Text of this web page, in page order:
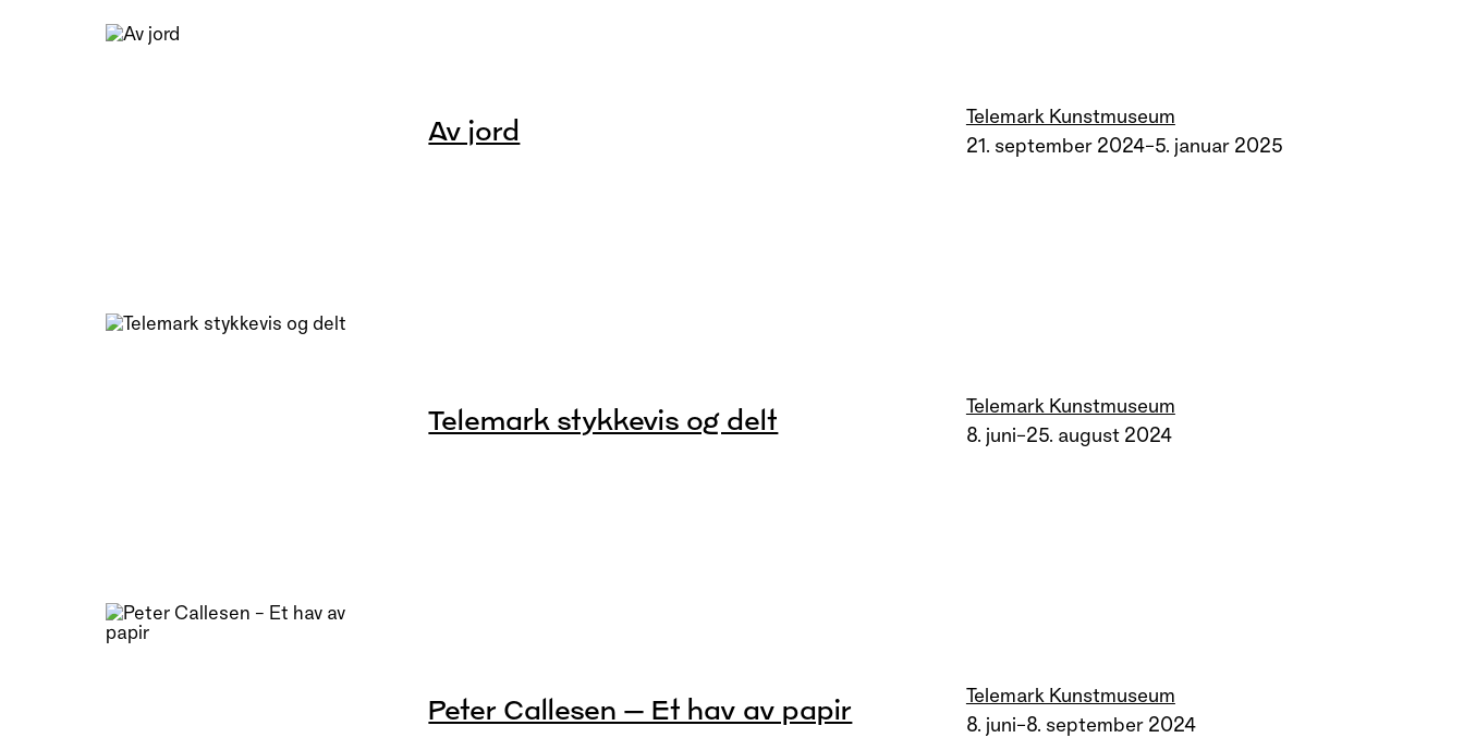
Av jord
Telemark Kunstmuseum
21. september 2024–5. januar 2025
Telemark stykkevis og delt
Telemark Kunstmuseum
8. juni–25. august 2024
Peter Callesen – Et hav av papir
Telemark Kunstmuseum
8. juni–8. september 2024